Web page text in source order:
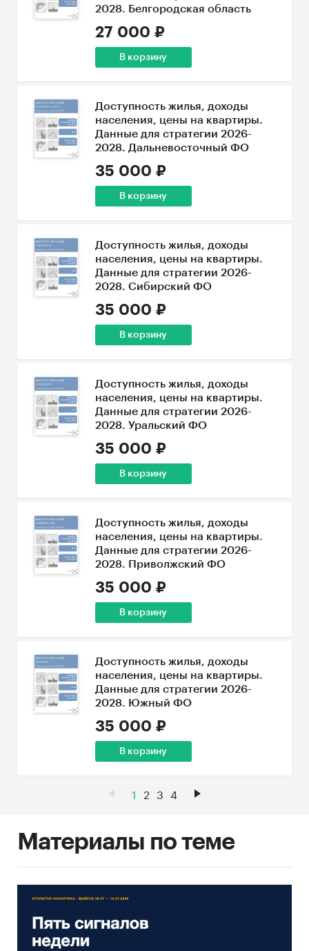
2028. Белгородская область
27 000 ₽
В корзину
Доступность жилья, доходы
населения, цены на квартиры.
Данные для стратегии 2026-
2028. Дальневосточный ФО
35 000 ₽
В корзину
Доступность жилья, доходы
населения, цены на квартиры.
Данные для стратегии 2026-
2028. Сибирский ФО
35 000 ₽
В корзину
Доступность жилья, доходы
населения, цены на квартиры.
Данные для стратегии 2026-
2028. Уральский ФО
35 000 ₽
В корзину
Доступность жилья, доходы
населения, цены на квартиры.
Данные для стратегии 2026-
2028. Приволжский ФО
35 000 ₽
В корзину
Доступность жилья, доходы
населения, цены на квартиры.
Данные для стратегии 2026-
2028. Южный ФО
35 000 ₽
В корзину
1 2 3 4
Материалы по теме